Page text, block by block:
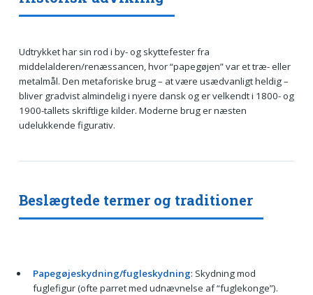
Udtrykket har sin rod i by- og skyttefester fra
middelalderen/renæssancen, hvor “papegøjen” var et træ- eller
metalmål. Den metaforiske brug – at være usædvanligt heldig –
bliver gradvist almindelig i nyere dansk og er velkendt i 1800- og
1900-tallets skriftlige kilder. Moderne brug er næsten
udelukkende figurativ.
Beslægtede termer og traditioner
Papegøjeskydning/fugleskydning: Skydning mod
fuglefigur (ofte parret med udnævnelse af “fuglekonge”).